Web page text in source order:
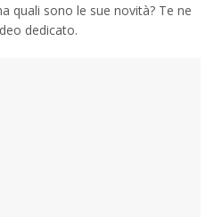
quali sono le sue novità? Te ne
dedicato.